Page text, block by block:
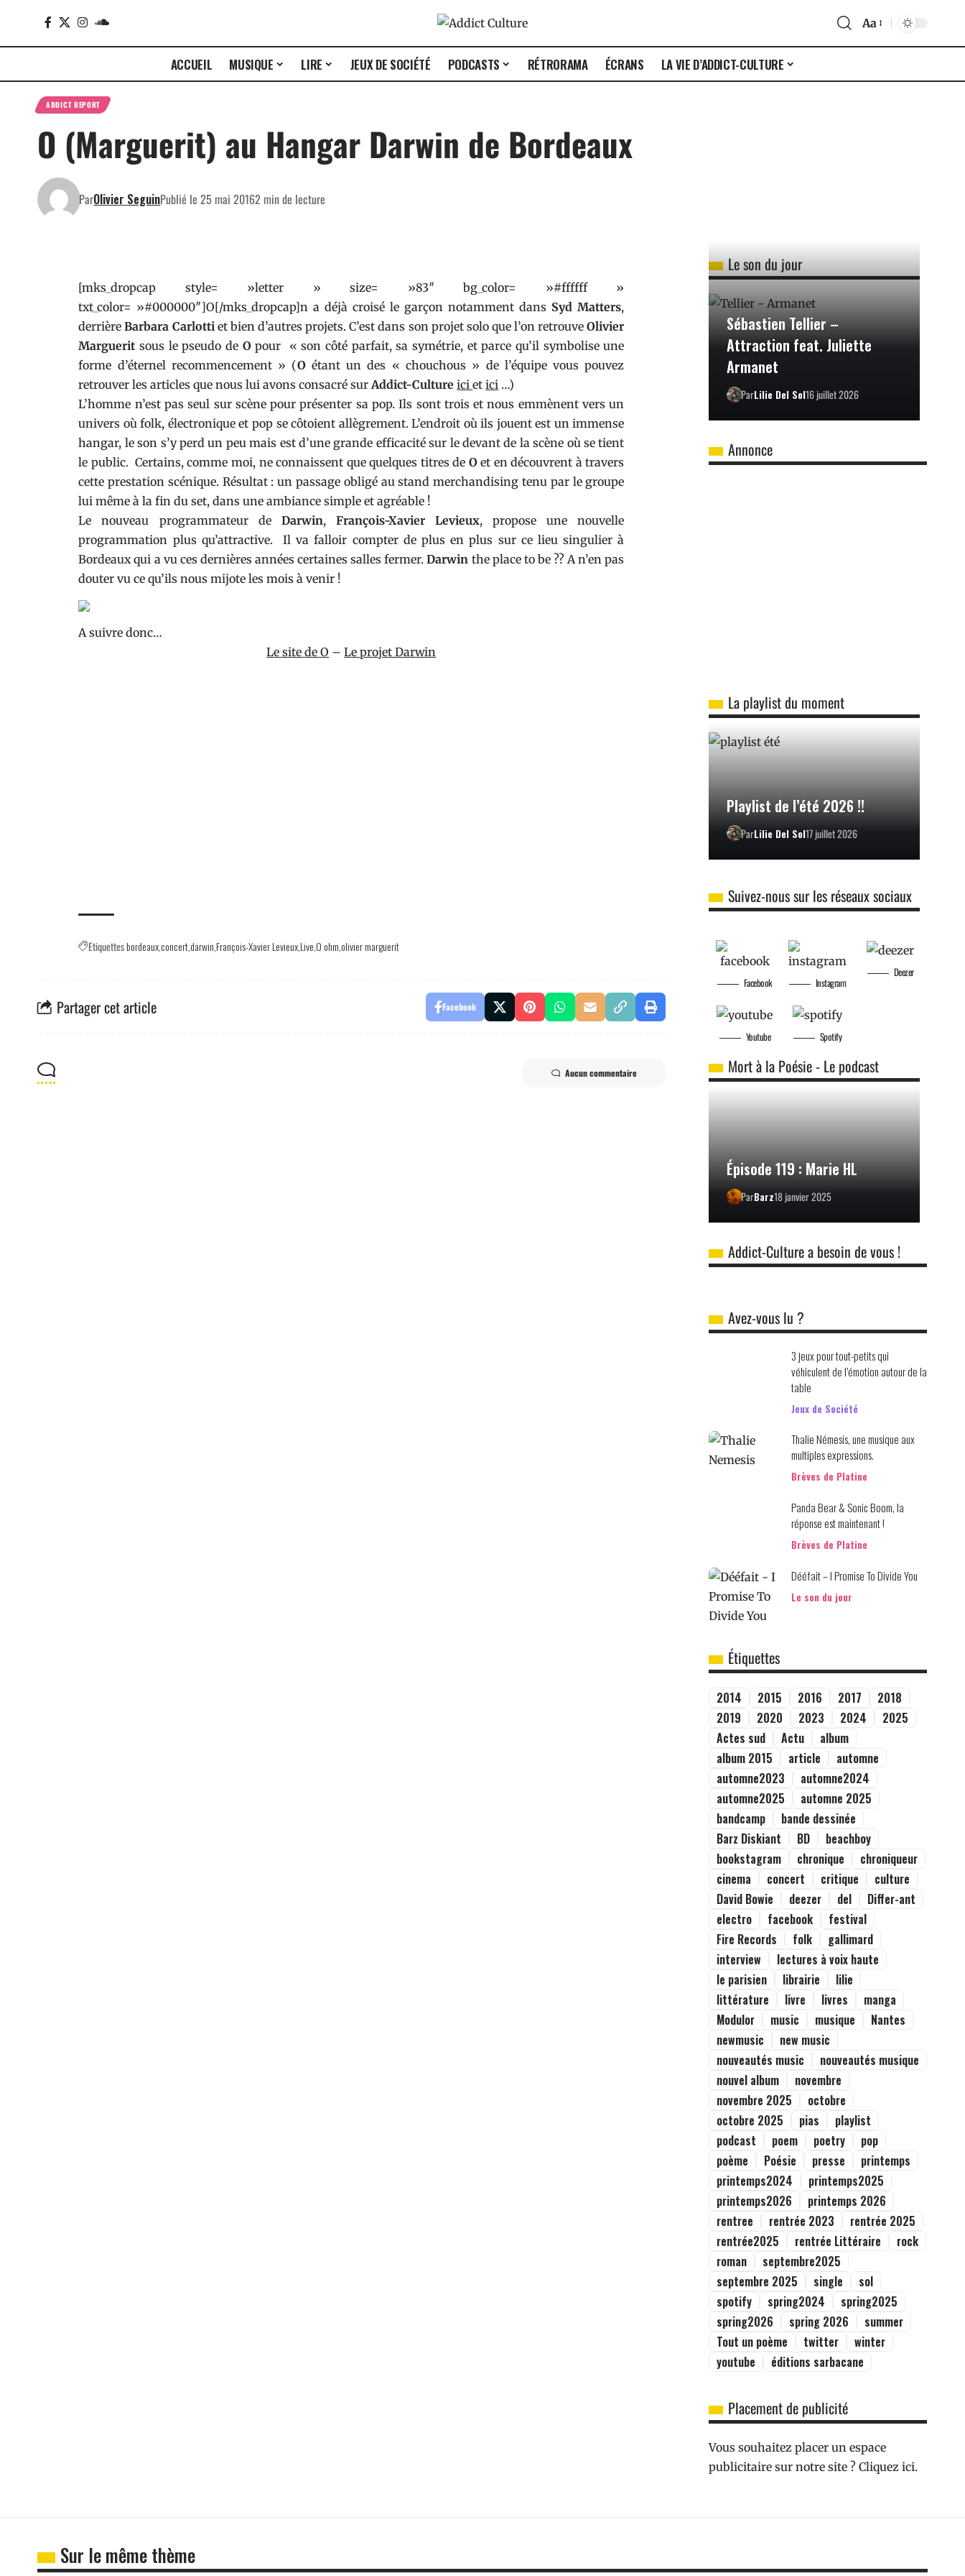
Aa
ACCUEIL MUSIQUE LIRE JEUX DE SOCIÉTÉ PODCASTS RÉTRORAMA ÉCRANS LA VIE D’ADDICT-CULTURE
ADDICT REPORT
O (Marguerit) au Hangar Darwin de Bordeaux
ParOlivier SeguinPublié le 25 mai 20162 min de lecture
[mks_dropcap style= »letter » size= »83″ bg_color= »#ffffff »
txt_color= »#000000″]O[/mks_dropcap]n a déjà croisé le garçon notamment dans Syd Matters,
derrièreBarbara Carlottiet bien d’autres projets. C’est dans son projet solo que l’on retrouveOlivier
Marguerit sous le pseudo de Opour « son côté parfait, sa symétrie, et parce qu’il symbolise une
forme d’éternel recommencement » (Oétant un des « chouchous » de l’équipe vous pouvez
retrouver les articles que nous lui avons consacré surAddict-Culture icietici …)
L’homme n’est pas seul sur scène pour présenter sa pop. Ils sont trois et nous emmènent vers un
univers où folk, électronique et pop se côtoient allègrement. L’endroit où ils jouent est un immense
hangar, le son s’y perd un peu mais est d’une grande efficacité sur le devant de la scène où se tient
le public. Certains, comme moi, ne connaissent que quelques titres de Oet en découvrent à travers
cette prestation scénique. Résultat : un passage obligé au stand merchandising tenu par le groupe
lui même à la fin du set, dans une ambiance simple et agréable !
Le nouveau programmateur de Darwin, François-Xavier Levieux, propose une nouvelle
programmation plus qu’attractive. Il va falloir compter de plus en plus sur ce lieu singulier à
Bordeaux qui a vu ces dernières années certaines salles fermer.Darwin the place to be ?? A n’en pas
douter vu ce qu’ils nous mijote les mois à venir !
A suivre donc…
Le site de O –Le projet Darwin
Etiquettesbordeauxconcertdarwin François-Xavier LevieuxLive O ohm olivier marguerit
Partager cet article Facebook
Aucun commentaire
Le son du jour
Sébastien Tellier –
Attraction feat. Juliette
Armanet
ParLilie Del Sol16 juillet 2026
Annonce
La playlist du moment
Playlist de l’été 2026 !!
ParLilie Del Sol17 juillet 2026
Suivez-nous sur les réseaux sociaux
Facebook
Youtube
Instagram
Spotify
Deezer
Mort à la Poésie - Le podcast
Épisode 119 : Marie HL
ParBarz18 janvier 2025
Addict-Culture a besoin de vous !
Avez-vous lu ?
3 jeux pour tout-petits qui
véhiculent de l’émotion autour de la
table
Jeux de Société
Thalie Némesis, une musique aux
multiples expressions.
Brèves de Platine
Panda Bear & Sonic Boom, la
réponse est maintenant !
Brèves de Platine
Dééfait – I Promise To Divide You
Le son du jour
Étiquettes
2014 2015 2016 2017
2018
2019
2020 2023 2024
2025
Actes sud
Actu
album
album 2015
article
automne
automne2023
automne2024
automne2025
automne 2025
bandcamp
bande dessinée
Barz Diskiant
BD
beachboy
bookstagram
chronique
chroniqueur
cinema
concert critique
culture
David Bowie
deezer del
Differ-ant
electro
facebook
festival
Fire Records
folk
gallimard
interview
lectures à voix haute
le parisien
librairie
lilie
littérature
livre livres
manga
Modulor
music musique
Nantes
newmusic
new music
nouveautés music
nouveautés musique
nouvel album
novembre
novembre 2025
octobre
octobre 2025
pias
playlist
podcast
poem poetry
pop
poème
Poésie presse
printemps
printemps2024
printemps2025
printemps2026
printemps 2026
rentree
rentrée 2023
rentrée 2025
rentrée2025
rentrée Littéraire
rock
roman
septembre2025
septembre 2025
single
sol
spotify
spring2024
spring2025
spring2026
spring 2026
summer
Tout un poème
twitter
winter
youtube
éditions sarbacane
Placement de publicité
Vous souhaitez placer un espace
publicitaire sur notre site ? Cliquez ici.
Sur le même thème